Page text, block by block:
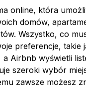
online, która
domów,
Wszystko, co
preferencje, takie
a Airbnb wyświetli
szeroki wybór
zawsze możesz